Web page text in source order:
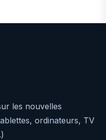
les nouvelles
ordinateurs, TV